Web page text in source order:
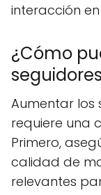
interacción
¿Cómo
Aumentar los
requiere una
Primero,
calidad de
relevantes